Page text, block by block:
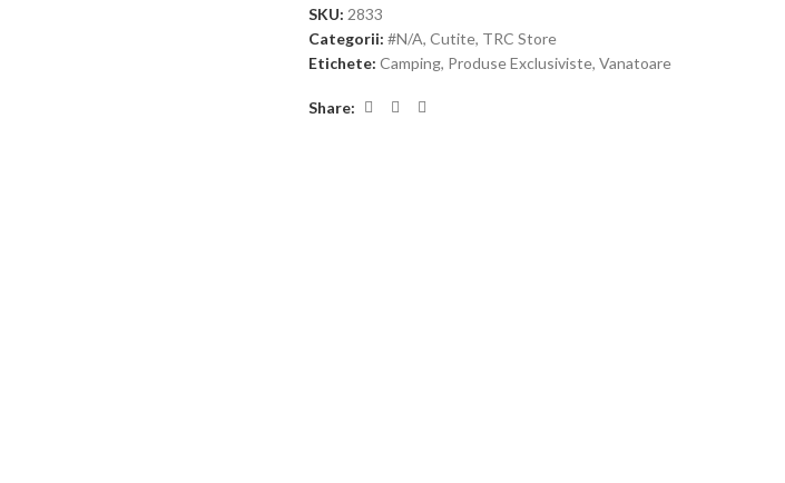
SKU: 2833
Categorii: #N/A, Cutite, TRC Store
Etichete: Camping, Produse Exclusiviste, Vanatoare
Share: